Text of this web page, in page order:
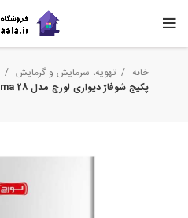
خانه تهویه، سرمایش و گرمایش
پکیج شوفاژ دیواری لورچ مدل Herma 28